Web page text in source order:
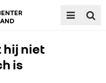
hij niet
is